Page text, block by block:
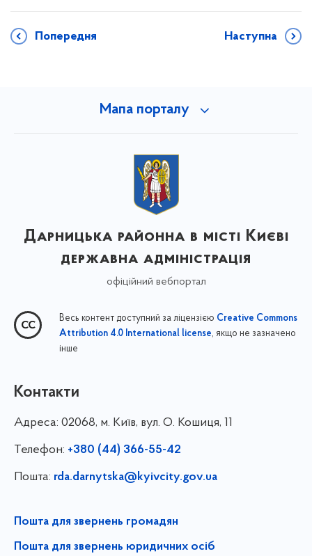
Попередня Наступна
Мапа порталу
Дарницька районна в місті Києві
державна адміністрація
офіційний вебпортал
Весь контент доступний за ліцензією Creative Commons
Attribution 4.0 International license, якщо не зазначено
інше
Контакти
Адреса: 02068, м. Київ, вул. О. Кошиця, 11
Телефон: +380 (44) 366-55-42
Пошта: rda.darnytska@kyivcity.gov.ua
Пошта для звернень громадян
Пошта для звернень юридичних осіб